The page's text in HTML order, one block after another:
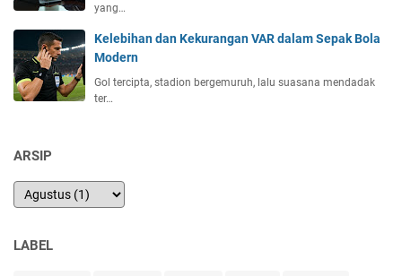
a
a
yang…
Kelebihan dan Kekurangan VAR dalam Sepak Bola
Modern
Gol tercipta, stadion bergemuruh, lalu suasana mendadak
ter…
ARSIP
LABEL